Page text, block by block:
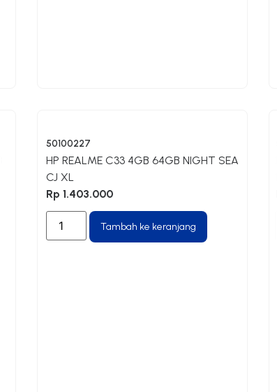
50100227
HP REALME C33 4GB 64GB NIGHT SEA
CJ XL
Rp 1.403.000
Tambah ke keranjang